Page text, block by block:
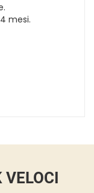
mesi.
VELOCI